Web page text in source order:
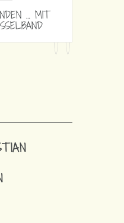
BESTANDEN … MIT
SCHLÜSSELBAND